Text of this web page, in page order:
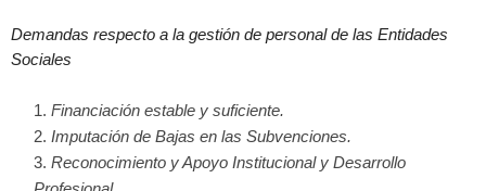
Demandas respecto a la gestión de personal de las Entidades
Sociales
Financiación estable y suficiente.
Imputación de Bajas en las Subvenciones.
Reconocimiento y Apoyo Institucional y Desarrollo